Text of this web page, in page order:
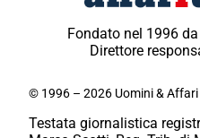
Fondato nel 1996
Direttore
© 1996 – 2026 Uomini &
Testata giornalistica